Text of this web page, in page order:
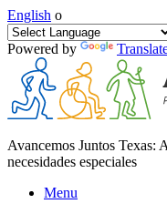
English o
Powered by
Avancemos Juntos Texas:
necesidades especiales
Menu